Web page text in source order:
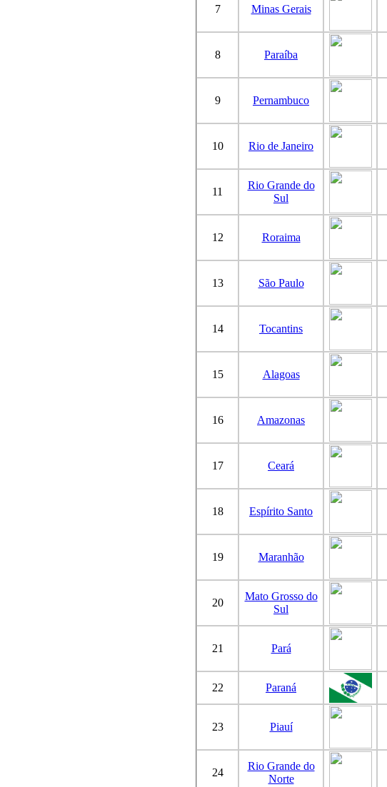
7 Minas Gerais
8 Paraíba
9 Pernambuco
10 Rio de Janeiro
11
Rio Grande do
Sul
12 Roraima
13 São Paulo
14 Tocantins
15 Alagoas
16 Amazonas
17 Ceará
18 Espírito Santo
19 Maranhão
20
Mato Grosso do
Sul
21 Pará
22 Paraná
23 Piauí
24
Rio Grande do
Norte